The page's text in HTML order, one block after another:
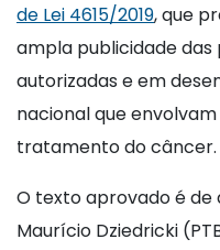
de Lei 4615/2019, que
ampla publicidade das
autorizadas e em
nacional que
tratamento do câncer.
O texto aprovado é
Maurício Dziedricki